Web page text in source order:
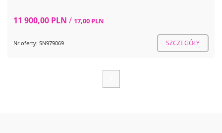
11 900,00 PLN / 17,00 PLN
Nr oferty: SN979069 SZCZEGÓŁY